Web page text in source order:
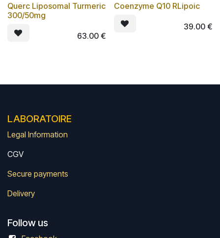
Querc Liposomal Turmeric
300/50mg
63.00€
Lot de 3
Coenzyme Q10 RLipoic
39.00€
LABORATOIRE
Legal Information
CGV
Secure payments
Delivery
Follow us